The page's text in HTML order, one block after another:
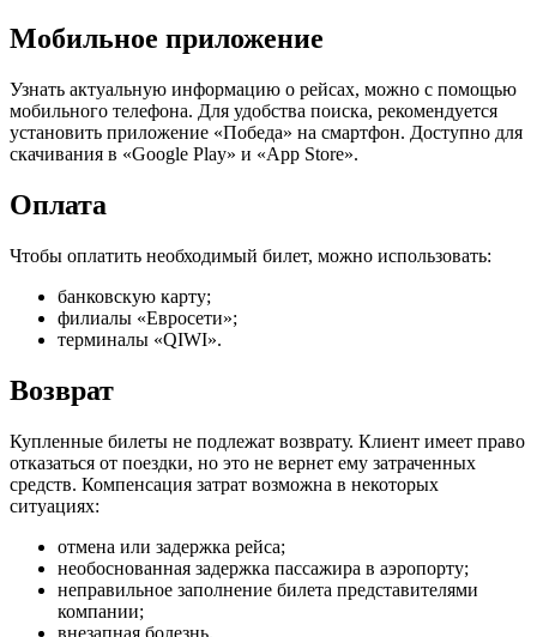
Мобильное приложение
Узнать актуальную информацию о рейсах, можно с помощью
мобильного телефона. Для удобства поиска, рекомендуется
установить приложение «Победа» на смартфон. Доступно для
скачивания в «Google Play» и «App Store».
Оплата
Чтобы оплатить необходимый билет, можно использовать:
банковскую карту;
филиалы «Евросети»;
терминалы «QIWI».
Возврат
Купленные билеты не подлежат возврату. Клиент имеет право
отказаться от поездки, но это не вернет ему затраченных
средств. Компенсация затрат возможна в некоторых
ситуациях:
отмена или задержка рейса;
необоснованная задержка пассажира в аэропорту;
неправильное заполнение билета представителями
компании;
внезапная болезнь.